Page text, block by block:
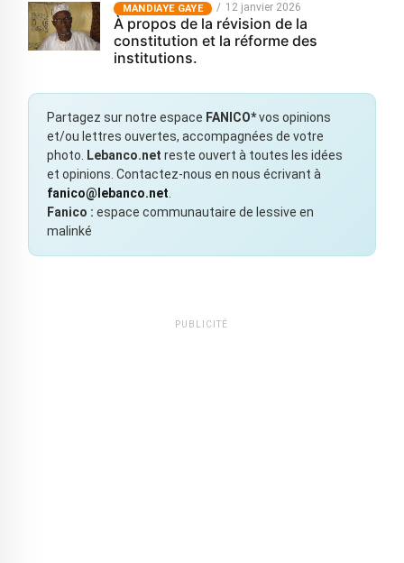
MANDIAYE GAYE 12 janvier 2026
À propos de la révision de la
constitution et la réforme des
institutions.
Partagez sur notre espace FANICO*vos opinions
et/ou lettres ouvertes, accompagnées de votre
photo.
Lebanco.net reste ouvert à toutes les idées
et opinions. Contactez-nous en nous écrivant à
fanico@lebanco.net
Fanico : espace communautaire de lessive en
malinké
PUBLICITÉ